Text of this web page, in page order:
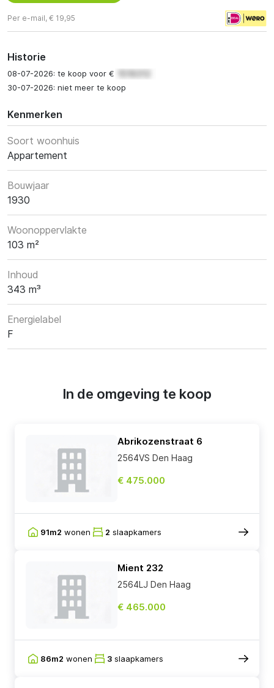
Per e-mail, € 19,95
Historie
08-07-2026: te koop voor €
30-07-2026: niet meer te koop
Kenmerken
Soort woonhuis
Appartement
Bouwjaar
1930
Woonoppervlakte
103 m²
Inhoud
343 m³
Energielabel
F
In de omgeving te koop
Abrikozenstraat 6
2564VS Den Haag
€ 475.000
91m2 wonen 2 slaapkamers
Mient 232
2564LJ Den Haag
€ 465.000
86m2 wonen 3 slaapkamers